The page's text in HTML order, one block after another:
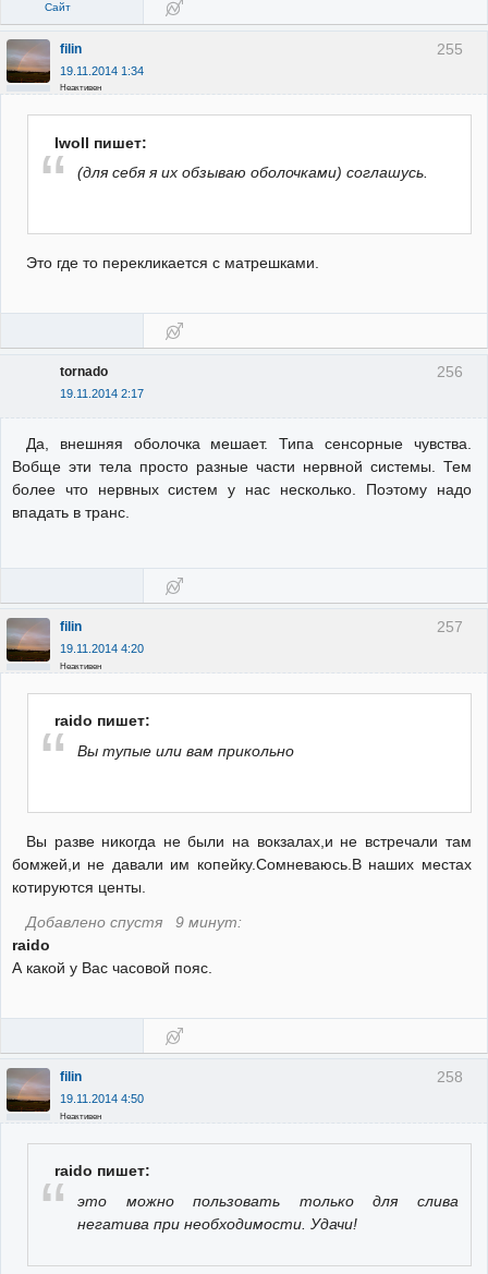
Сайт
255
filin
19.11.2014 1:34
Неактивен
Iwoll пишет:
(для себя я их обзываю оболочками) соглашусь.
Это где то перекликается с матрешками.
256
tornado
19.11.2014 2:17
Да, внешняя оболочка мешает. Типа сенсорные чувства.
Вобще эти тела просто разные части нервной системы. Тем
более что нервных систем у нас несколько. Поэтому надо
впадать в транс.
257
filin
19.11.2014 4:20
Неактивен
raido пишет:
Вы тупые или вам прикольно
Вы разве никогда не были на вокзалах,и не встречали там
бомжей,и не давали им копейку.Сомневаюсь.В наших местах
котируются центы.
Добавлено спустя 9 минут:
raido
А какой у Вас часовой пояс.
258
filin
19.11.2014 4:50
Неактивен
raido пишет:
это можно пользовать только для слива
негатива при необходимости. Удачи!